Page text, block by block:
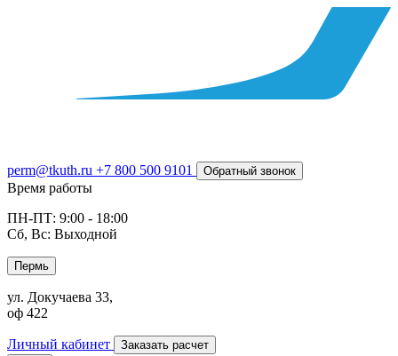
perm@tkuth.ru +7 800 500 9101 Обратный звонок
Время работы
ПН-ПТ: 9:00 - 18:00
Сб, Вс: Выходной
Пермь
ул. Докучаева 33,
оф 422
Личный кабинет
Заказать расчет